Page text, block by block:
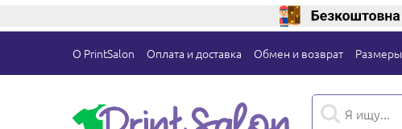
О PrintSalon Оплата и доставка Обмен и возврат Размеры